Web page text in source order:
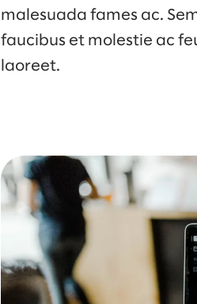
malesuada fames ac.
faucibus et molestie ac
laoreet.